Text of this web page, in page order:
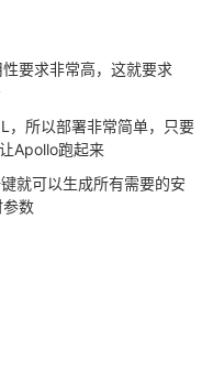
要求非常高，这就要求
，所以部署非常简单，只要
Apollo跑起来
就可以生成所有需要的安
数